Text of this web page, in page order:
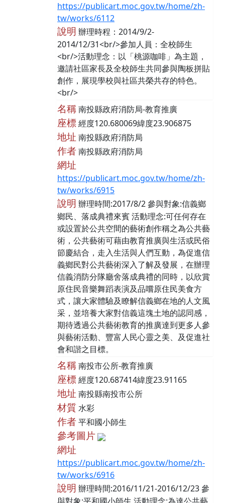
https://publicart.moc.gov.tw/home/zh-
tw/works/6112
說明 辦理時程：2014/9/2-
2014/12/31<br/>參加人員：全校師生
<br/>活動理念：以「桃源咖啡」為主題，
邀請社區家長及全校師生共同參與陶板拼貼
創作，展現學校與社區共榮共存的特色。
<br/>
名稱南投縣政府消防局-教育推廣
座標經度120.680069緯度23.906875
地址 南投縣政府消防局
作者南投縣政府消防局
網址
https://publicart.moc.gov.tw/home/zh-
tw/works/6915
說明 辦理時間:2017/8/2 參與對象:信義鄉
鄉民、落成典禮來賓 活動理念:可任何存在
或設置於公共空間的藝術創作稱之為公共藝
術，公共藝術可藉由教育推廣與生活或民俗
節慶結合，走入生活與人們互動，為促進信
義鄉民對公共藝術深入了解及發展，在辦理
信義消防分隊廳舍落成典禮的同時，以欣賞
原住民音樂舞蹈表演及品嚐原住民美食方
式，讓大家體驗及瞭解信義鄉在地的人文風
采，並培養大家對信義這塊土地的認同感，
期待透過公共藝術教育的推廣達到更多人參
與藝術活動、豐富人民心靈之美、及促進社
會和諧之目標。
名稱南投市公所-教育推廣
座標經度120.687414緯度23.91165
地址 南投縣南投市公所
材質水彩
作者平和國小師生
參考圖片
網址
https://publicart.moc.gov.tw/home/zh-
tw/works/6916
說明 辦理時間:2016/11/21-2016/12/23 參